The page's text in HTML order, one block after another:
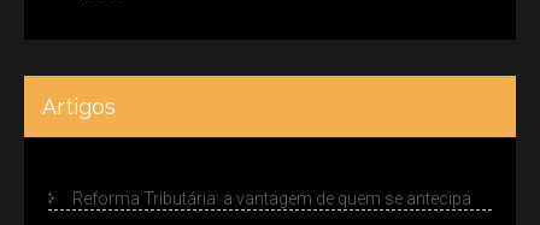
Artigos
Reforma Tributária: a vantagem de quem se antecipa